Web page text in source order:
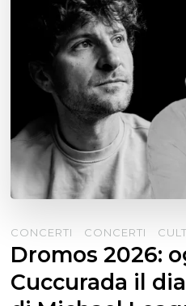
CONCERTI CONCERTI
Dromos 2026:
Cuccurada il